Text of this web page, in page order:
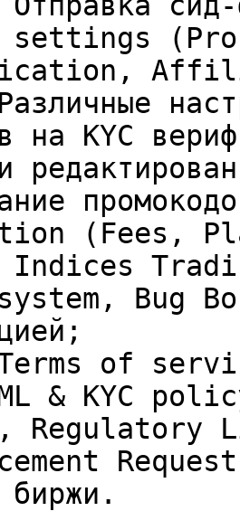
settings
на KYC
(Fees,
Bug
of
& KYC
Regulatory
биржи.